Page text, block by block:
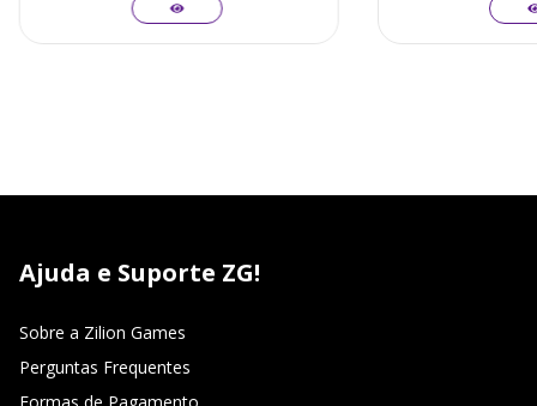
Ajuda e Suporte ZG!
Sobre a Zilion Games
Perguntas Frequentes
Formas de Pagamento